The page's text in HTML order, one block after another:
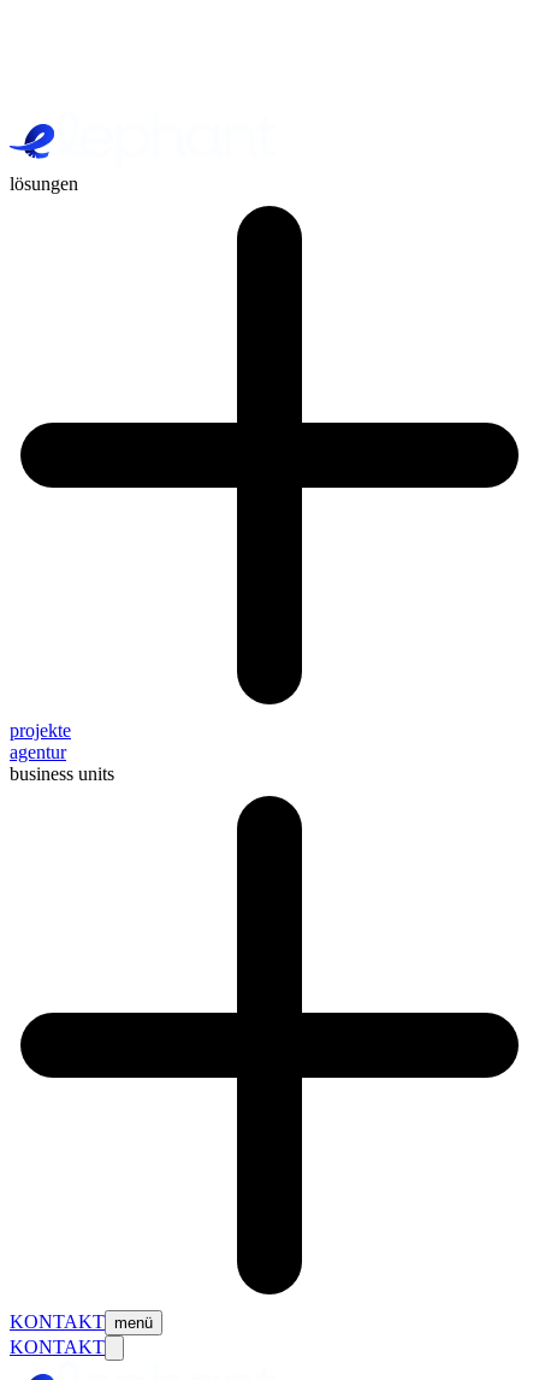
lösungen
projekte
agentur
business units
KONTAKT menü
KONTAKT